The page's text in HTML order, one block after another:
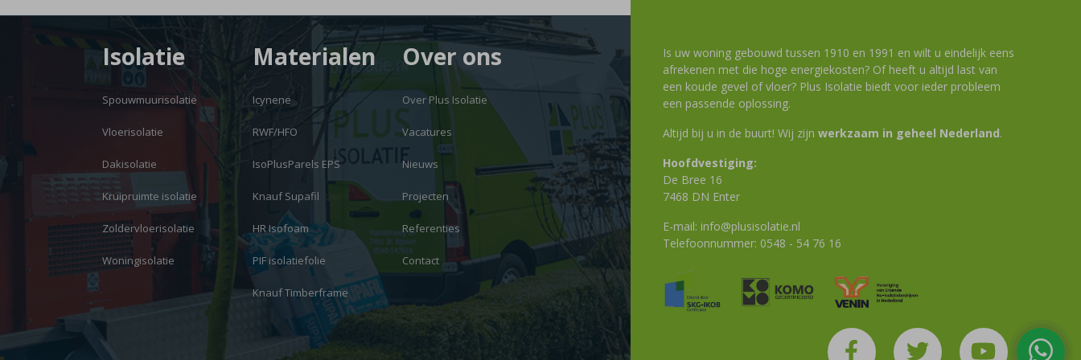
Isolatie
Spouwmuurisolatie
Vloerisolatie
Dakisolatie
Kruipruimte isolatie
Zoldervloerisolatie
Woningisolatie
Materialen
Icynene
RWF/HFO
IsoPlusParels EPS
Knauf Supafil
HR Isofoam
PIF isolatiefolie
Knauf Timberframe
Over ons
Over Plus Isolatie
Vacatures
Nieuws
Projecten
Referenties
Contact
Is uw woning gebouwd tussen 1910 en 1991 en wilt u eindelijk eens
afrekenen met die hoge energiekosten? Of heeft u altijd last van
een koude gevel of vloer? Plus Isolatie biedt voor ieder probleem
een passende oplossing.
Altijd bij u in de buurt! Wij zijn werkzaam in geheel Nederland.
Hoofdvestiging:
De Bree 16
7468 DN Enter
E-mail: info@plusisolatie.nl
Telefoonnummer: 0548 - 54 76 16